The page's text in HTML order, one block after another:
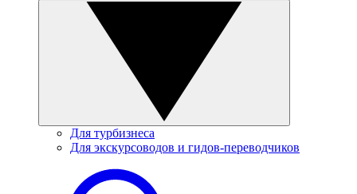
Для турбизнеса
Для экскурсоводов и гидов-переводчиков